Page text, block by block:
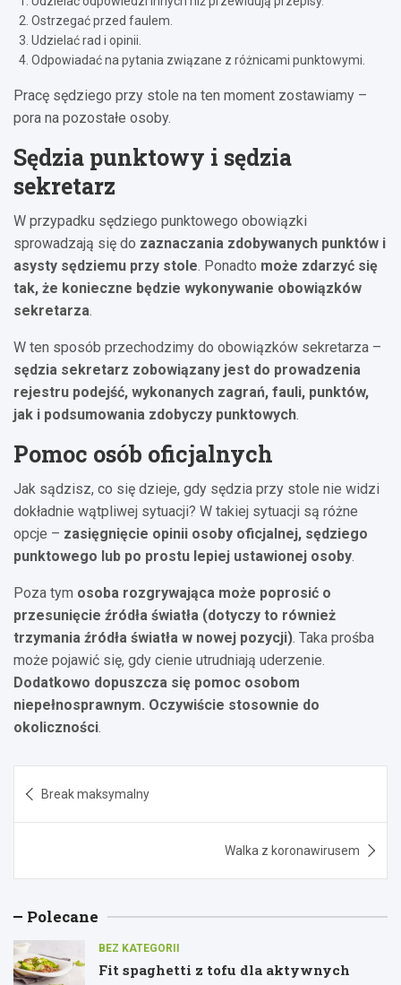
Ostrzegać przed faulem.
Udzielać rad i opinii.
Odpowiadać na pytania związane z różnicami punktowymi.
Pracę sędziego przy stole na ten moment zostawiamy –
pora na pozostałe osoby.
Sędzia punktowy i sędzia
sekretarz
W przypadku sędziego punktowego obowiązki
sprowadzają się do zaznaczania zdobywanych punktów i
asysty sędziemu przy stole. Ponadto może zdarzyć się
tak, że konieczne będzie wykonywanie obowiązków
sekretarza.
W ten sposób przechodzimy do obowiązków sekretarza –
sędzia sekretarz zobowiązany jest do prowadzenia
rejestru podejść, wykonanych zagrań, fauli, punktów,
jak i podsumowania zdobyczy punktowych.
Pomoc osób oficjalnych
Jak sądzisz, co się dzieje, gdy sędzia przy stole nie widzi
dokładnie wątpliwej sytuacji? W takiej sytuacji są różne
opcje – zasięgnięcie opinii osoby oficjalnej, sędziego
punktowego lub po prostu lepiej ustawionej osoby.
Poza tym osoba rozgrywająca może poprosić o
przesunięcie źródła światła (dotyczy to również
trzymania źródła światła w nowej pozycji). Taka prośba
może pojawić się, gdy cienie utrudniają uderzenie.
Dodatkowo dopuszcza się pomoc osobom
niepełnosprawnym. Oczywiście stosownie do
okoliczności.
wpisu
Break maksymalny
Walka z koronawirusem
Polecane
BEZ KATEGORII
Fit spaghetti z tofu dla aktywnych